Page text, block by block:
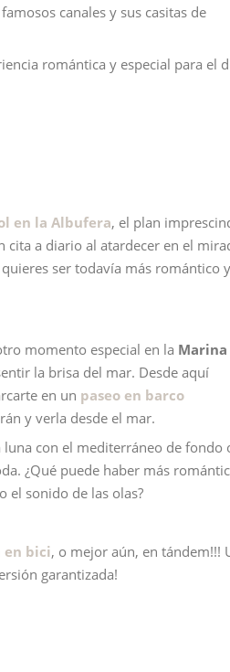
canales y sus casitas de
romántica y especial para el
en la Albufera, el plan
cita a diario al atardecer en el
ser todavía más romántico y
momento especial en la Marina
la brisa del mar. Desde aquí
en un paseo en barco
y verla desde el mar.
con el mediterráneo de fondo
¿Qué puede haber más
el sonido de las olas?
en bici, o mejor aún, en tándem!!!
garantizada!